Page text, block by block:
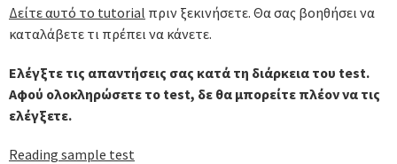
Δείτε αυτό το tutorial πριν ξεκινήσετε. Θα σας βοηθήσει να
καταλάβετε τι πρέπει να κάνετε.
Ελέγξτε τις απαντήσεις σας κατά τη διάρκεια του test.
Αφού ολοκληρώσετε το test, δε θα μπορείτε πλέον να τις
ελέγξετε.
Reading sample test